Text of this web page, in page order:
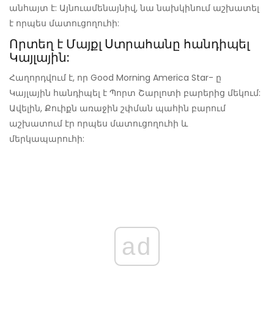
անհայտ է: Այնուամենայնիվ, նա նախկինում աշխատել
է որպես մատուցողուհի:
Որտեղ է Մայքլ Ստրահանը հանդիպել
Կայլային:
Հաղորդվում է, որ Good Morning America Star- ը
Կայլային հանդիպել է Պորտ Շարլոտի բարերից մեկում:
Ավելին, Քուիքն առաջին շփման պահին բարում
աշխատում էր որպես մատուցողուհի և
մերկապարուհի:
ad